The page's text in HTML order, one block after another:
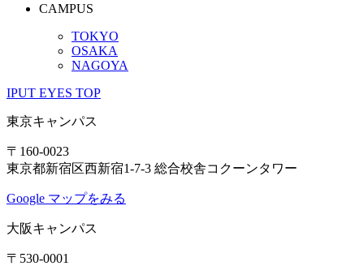
CAMPUS
TOKYO
OSAKA
NAGOYA
IPUT EYES TOP
東京キャンパス
〒160-0023
東京都新宿区西新宿1-7-3 総合校舎コクーンタワー
Google マップをみる
大阪キャンパス
〒530-0001